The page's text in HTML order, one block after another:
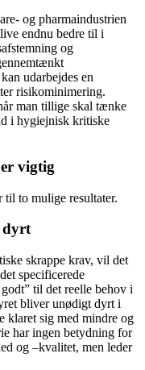
og pharmaindustrien
endnu bedre til i
og
udarbejdes en
risikominimering.
man tillige skal tænke
i hygiejnisk kritiske
vigtig
to mulige resultater.
dyrt
skrappe krav, vil det
specificerede
til det reelle behov i
bliver unødigt dyrt i
klaret sig med mindre og
har ingen betydning for
og –kvalitet, men leder